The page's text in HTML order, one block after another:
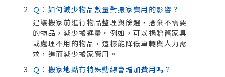
Ｑ：如何減少物品數量對搬家費用的影響？
建議搬家前進行物品整理與篩選，捨棄不需要
的物品，減少搬運量。例如，可以捐贈舊家具
或處理不用的物品，這樣能降低車輛與人力需
求，進而減少搬家費用。
Ｑ：搬家地點有特殊動線會增加費用嗎？